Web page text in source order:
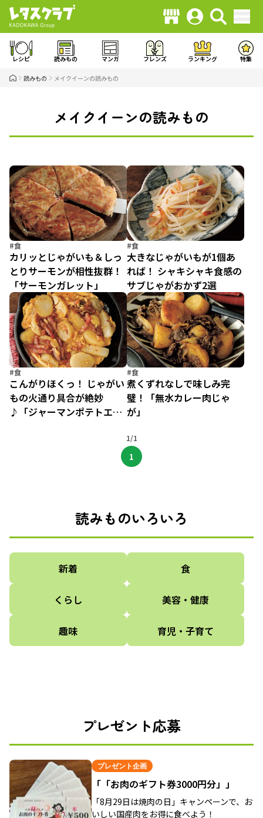
レシピ 読みもの マンガ フレンズ ランキング 特集
読みもの メイクイーンの読みもの
メイクイーンの読みもの
#食
カリッとじゃがいも＆しっ
とりサーモンが相性抜群！
「サーモンガレット」
#食
大きなじゃがいもが1個あ
れば！ シャキシャキ食感の
サブじゃがおかず2選
#食
こんがりほくっ！ じゃがい
もの火通り具合が絶妙
♪「ジャーマンポテトエッ
#食
煮くずれなしで味しみ完
璧！「無水カレー肉じゃ
が」
1/1
1
読みものいろいろ
新着 食
くらし 美容・健康
趣味 育児・子育て
プレゼント応募
プレゼント企画
「「お肉のギフト券3000円分」」
「8月29日は焼肉の日」キャンペーンで、お
いしい国産肉をお得に食べよう！